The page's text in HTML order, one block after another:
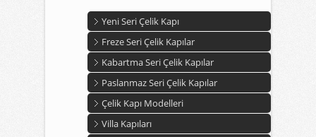
Yeni Seri Çelik Kapı
Freze Seri Çelik Kapılar
Kabartma Seri Çelik Kapılar
Paslanmaz Seri Çelik Kapılar
Çelik Kapı Modelleri
Villa Kapıları